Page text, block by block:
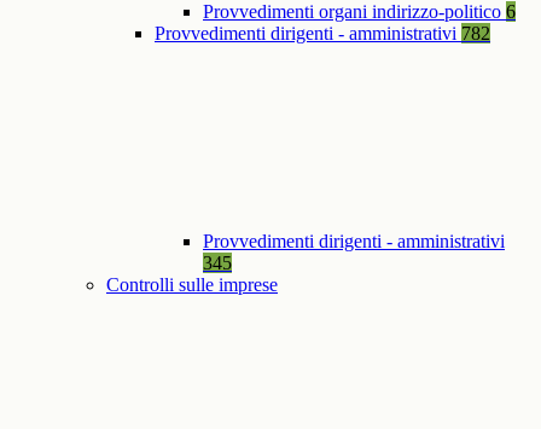
Provvedimenti organi indirizzo-politico 6
Provvedimenti dirigenti - amministrativi 782
Provvedimenti dirigenti - amministrativi
345
Controlli sulle imprese